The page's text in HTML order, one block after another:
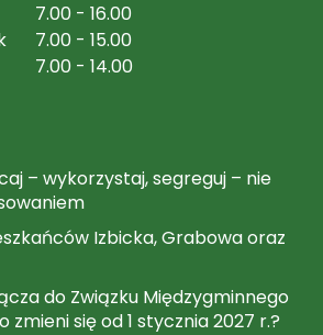
7.00 - 16.00
7.00 - 15.00
7.00 - 14.00
– wykorzystaj, segreguj – nie
Izbicka, Grabowa oraz
do Związku Międzygminnego
zmieni się od 1 stycznia 2027 r.?